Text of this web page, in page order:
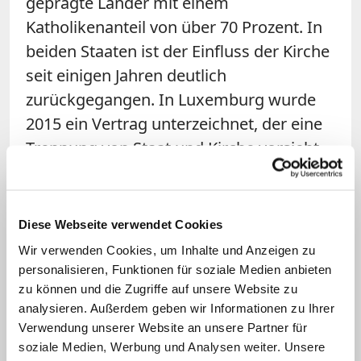
Diese Webseite verwendet Cookies
Wir verwenden Cookies, um Inhalte und Anzeigen zu
personalisieren, Funktionen für soziale Medien anbieten
zu können und die Zugriffe auf unsere Website zu
analysieren. Außerdem geben wir Informationen zu Ihrer
Verwendung unserer Website an unsere Partner für
soziale Medien, Werbung und Analysen weiter. Unsere
Katholikenanteil von über 70 Prozent. In
beiden Staaten ist der Einfluss der Kirche
seit einigen Jahren deutlich
zurückgegangen. In Luxemburg wurde
2015 ein Vertrag unterzeichnet, der eine
Trennung von Staat und Kirche vorsieht.
In Belgien zahlt hingegen der Staat
Regionsgemeinschaften. Im Königreich
haben zudem mehrere
Missbrauchsskandale den Ruf der
katholischen Kirche schwer beschädigt.
Für Franziskus ist es die zweite